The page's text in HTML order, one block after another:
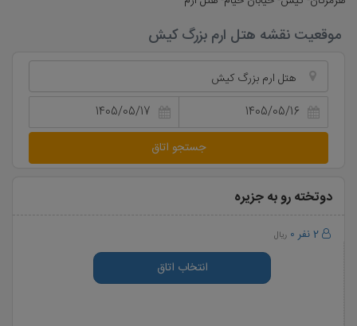
موقعیت نقشه هتل ارم بزرگ کیش
هتل ارم بزرگ کیش
جستجو اتاق
دوتخته رو به جزیره
2 نفر 0 ریال
انتخاب اتاق